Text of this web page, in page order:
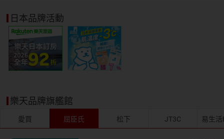
日本品牌活動
樂天品牌旗艦館
愛買 屈臣氏 松下 JT3C 易生